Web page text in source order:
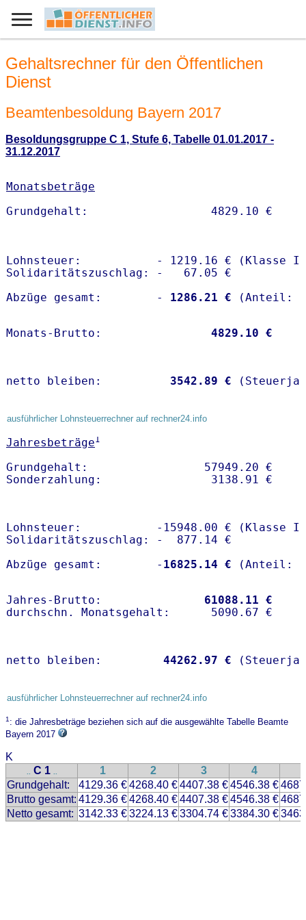
Gehaltsrechner für den Öffentlichen
Dienst
Beamtenbesoldung Bayern 2017
Besoldungsgruppe C 1, Stufe 6, Tabelle 01.01.2017 -
31.12.2017
Monatsbeträge
Lohnsteuer:           - 1219.16 € (Klasse I)
Solidaritätszuschlag: -   67.05 €
Abzüge gesamt:        -
1286.21 €
Monats-Brutto: 4829.10 €
netto bleiben: 3542.89 €
ausführlicher Lohnsteuerrechner auf rechner24.info
Jahresbeträge1
Grundgehalt:                 57949.20 €
Lohnsteuer:           -15948.00 € (Klasse I)
Solidaritätszuschlag: -  877.14 €
Abzüge gesamt:        - 16825.14 €
Jahres-Brutto: 61088.11 €
netto bleiben: 44262.97 €
ausführlicher Lohnsteuerrechner auf rechner24.info
1: die Jahresbeträge beziehen sich auf die ausgewählte Tabelle Beamte
Bayern 2017
K
.. C 1 .. 1 2 3 4
Grundgehalt:
4129.36 €4268.40 €4407.38 €4546.38 €
Brutto gesamt: 4129.36 €4268.40 €4407.38 €4546.38 €
Netto gesamt: 3142.33 €3224.13 €3304.74 €3384.30 €